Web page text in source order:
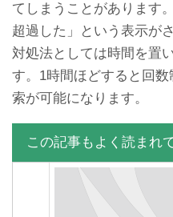
てしまうことがあります
超過した」という表示が
対処法としては時間を置
す。1時間ほどすると回
索が可能になります。
この記事もよく読まれ